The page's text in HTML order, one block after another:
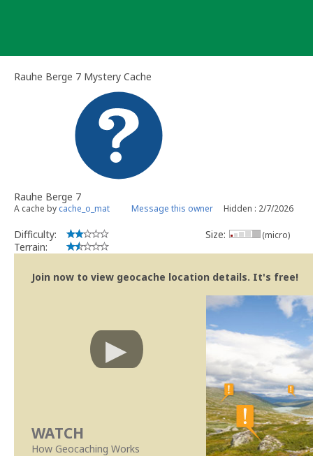
Rauhe Berge 7 Mystery Cache
Rauhe Berge 7
A cache by cache_o_mat Message this owner Hidden : 2/7/2026
Difficulty:
Terrain:
Size: (micro)
Join now to view geocache location details. It's free!
WATCH
How Geocaching Works